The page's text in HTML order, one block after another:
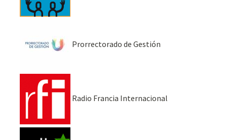
Prorrectorado de Gestión
Radio Francia Internacional